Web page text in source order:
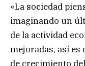
«La sociedad
imaginando un
de la actividad
mejoradas, así es
de crecimiento